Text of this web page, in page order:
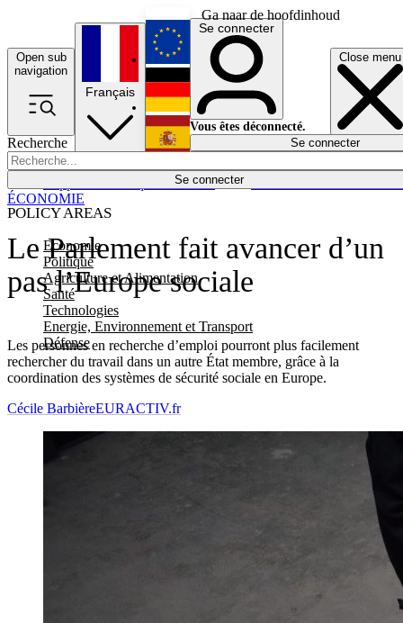
Ga naar de hoofdinhoud
Open sub
navigation
Close menu
Recherche
Se connecter
POLICY AREAS
Economie
Politique
Agriculture et Alimentation
Santé
Technologies
Energie, Environnement et Transport
Défense
Économie
Français
English
Deutsch
Español
Se connecter
Vous êtes déconnecté.
Se connecter
Le Parlement fait avancer d’un
pas l’Europe sociale
Les personnes en recherche d’emploi pourront plus facilement
rechercher du travail dans un autre État membre, grâce à la
coordination des systèmes de sécurité sociale en Europe.
ÉCONOMIE
Cécile BarbièreEURACTIV.fr